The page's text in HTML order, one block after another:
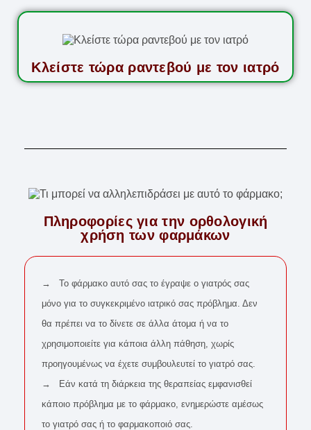
Κλείστε τώρα ραντεβού με τον ιατρό
Πληροφορίες για την ορθολογική
χρήση των φαρμάκων
→ Το φάρμακο αυτό σας το έγραψε ο γιατρός σας
μόνο για το συγκεκριμένο ιατρικό σας πρόβλημα. Δεν
θα πρέπει να το δίνετε σε άλλα άτομα ή να το
χρησιμοποιείτε για κάποια άλλη πάθηση, χωρίς
προηγουμένως να έχετε συμβουλευτεί το γιατρό σας.
→ Εάν κατά τη διάρκεια της θεραπείας εμφανισθεί
κάποιο πρόβλημα με το φάρμακο, ενημερώστε αμέσως
το γιατρό σας ή το φαρμακοποιό σας.